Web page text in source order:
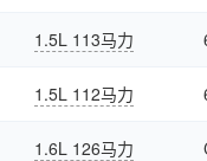
1.5L 113马力
1.5L 112马力
1.6L 126马力